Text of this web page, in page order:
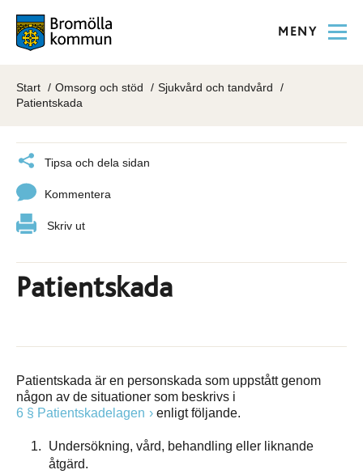
MENY
Start Omsorg och stöd
Sjukvård och tandvård
Patientskada
Tipsa och dela sidan
Kommentera
Skriv ut
Patientskada
Patientskada är en personskada som uppstått genom
någon av de situationer som beskrivs i
6 § Patientskadelagen
enligt följande.
Undersökning, vård, behandling eller liknande
åtgärd.